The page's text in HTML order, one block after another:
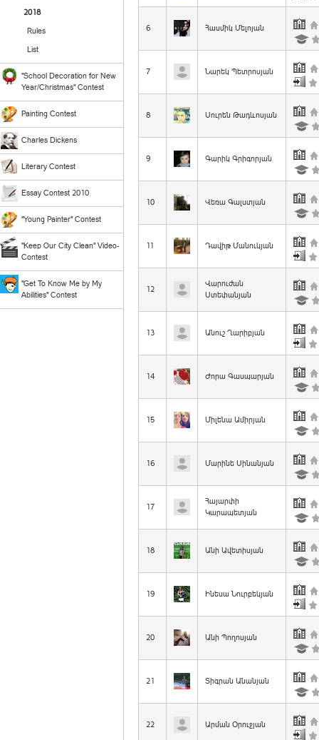
2018
Rules
List
"School Decoration for New
Year/Christmas" Contest
Painting Contest
Charles Dickens
Literary Contest
Essay Contest 2010
"Young Painter" Contest
"Keep Our City Clean" Video-
Contest
"Get To Know Me by My
Abilities" Contest
6 Հասմիկ Մելոյան
7 Նարեկ Պետրոսյան
8 Սուրեն Թադևոսյան
9 Գարիկ Գրիգորյան
10 Վեռա Գալստյան
11 Դավիթ Մանուկյան
12
Վարուժան
Ստեփանյան
13 Անուշ Ղարիբյան
14 Ժորա Գասպարյան
15 Միլենա Ամիրյան
16 Մարինե Սինանյան
17
Հայարփի
Կարապետյան
18 Անի Ավետիսյան
19 Ինեսա Նուրբեկյան
20 Անի Պողոսյան
21 Տիգրան Անանյան
22 Արման Օրուջյան